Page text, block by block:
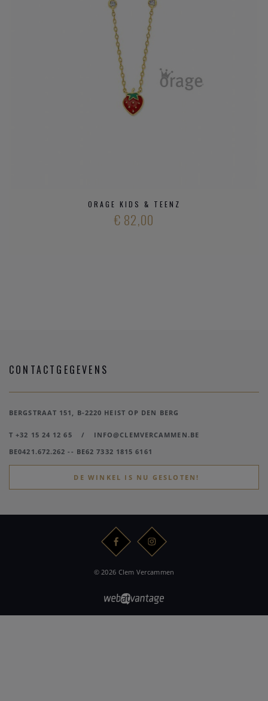
ORAGE KIDS & TEENZ
€ 82,00
CONTACTGEGEVENS
BERGSTRAAT 151, B-2220 HEIST OP DEN BERG
T +32 15 24 12 65 /
INFO@CLEMVERCAMMEN.BE
BE0421.672.262 -- BE62 7332 1815 6161
DE WINKEL IS NU GESLOTEN!
© 2026 Clem Vercammen